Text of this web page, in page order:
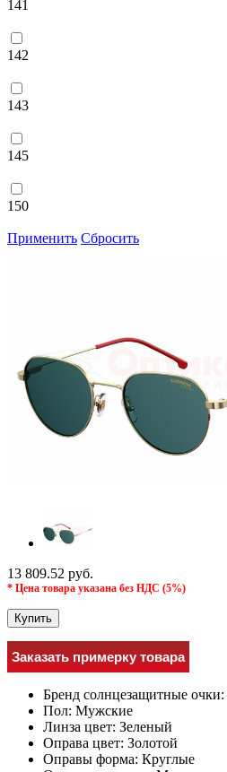
141
142
143
145
150
Применить Сбросить
13 809.52 руб.
* Цена товара указана без НДС (5%)
Купить
Заказать примерку товара
Бренд солнцезащитные очки:
Пол: Мужcкие
Линза цвет: Зеленый
Оправа цвет: Золотой
Оправы форма: Круглые